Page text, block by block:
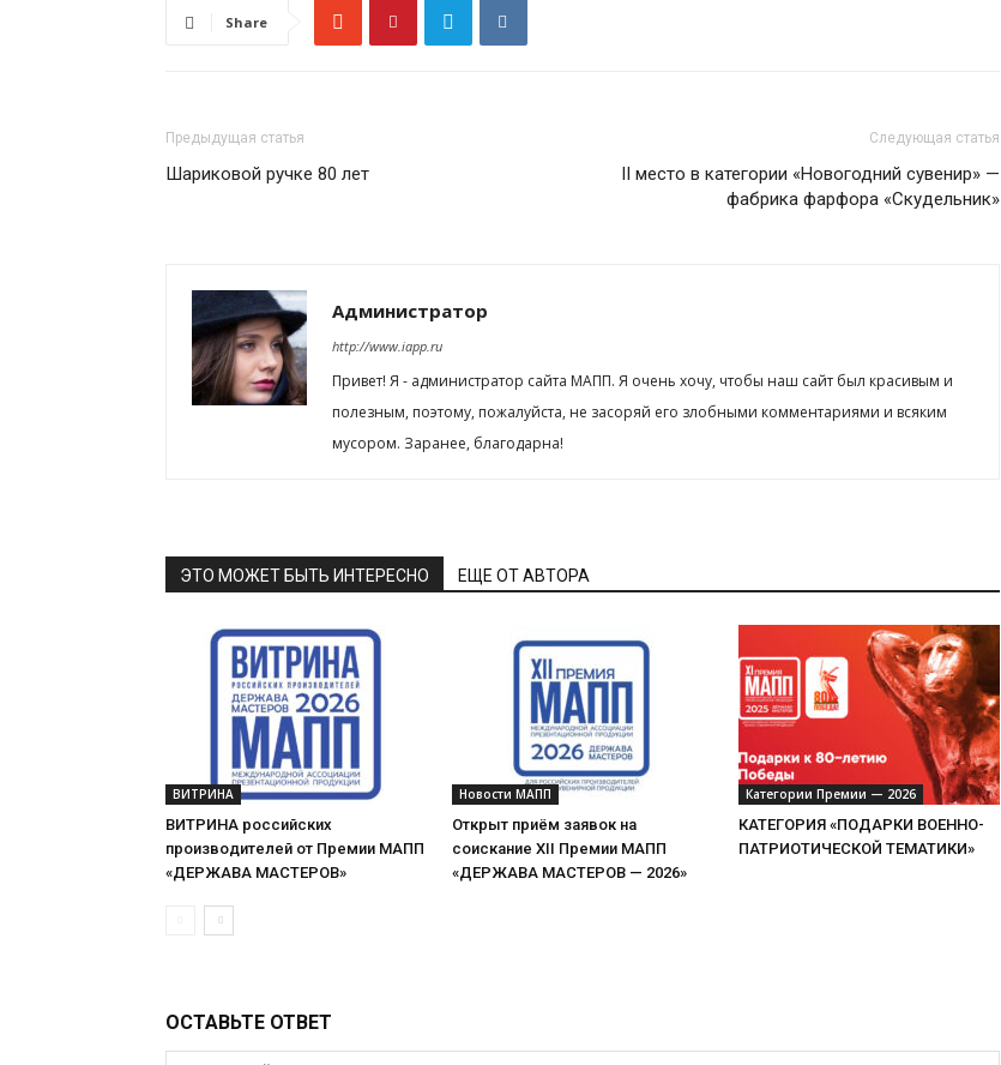
Share
Предыдущая статья
Шариковой ручке 80 лет
Следующая статья
II место в категории «Новогодний сувенир» —
фабрика фарфора «Скудельник»
Администратор
http://www.iapp.ru
Привет! Я - администратор сайта МАПП. Я очень хочу, чтобы наш сайт был красивым и
полезным, поэтому, пожалуйста, не засоряй его злобными комментариями и всяким
мусором. Заранее, благодарна!
ЭТО МОЖЕТ БЫТЬ ИНТЕРЕСНО ЕЩЕ ОТ АВТОРА
ВИТРИНА
ВИТРИНА российских
производителей от Премии МАПП
«ДЕРЖАВА МАСТЕРОВ»
Новости МАПП
Открыт приём заявок на
соискание XII Премии МАПП
«ДЕРЖАВА МАСТЕРОВ — 2026»
Категории Премии — 2026
КАТЕГОРИЯ «ПОДАРКИ ВОЕННО-
ПАТРИОТИЧЕСКОЙ ТЕМАТИКИ»
ОСТАВЬТЕ ОТВЕТ